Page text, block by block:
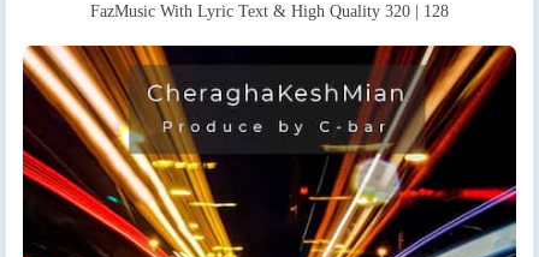
FazMusic With Lyric Text & High Quality 320 | 128